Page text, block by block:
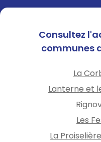
Consultez
communes
La
Lanterne et
Les
La